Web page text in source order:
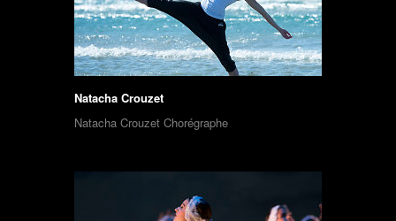
Natacha Crouzet
Natacha Crouzet Chorégraphe